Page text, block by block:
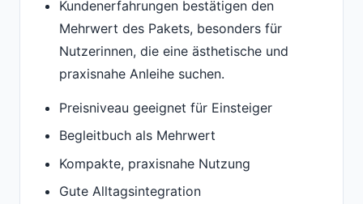
Kundenerfahrungen bestätigen den
Mehrwert des Pakets, besonders für
Nutzerinnen, die eine ästhetische und
praxisnahe Anleihe suchen.
Preisniveau geeignet für Einsteiger
Begleitbuch als Mehrwert
Kompakte, praxisnahe Nutzung
Gute Alltagsintegration